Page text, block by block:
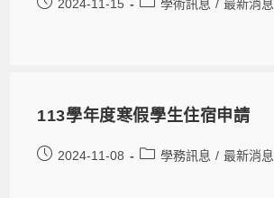
2024-11-15 學術訊息 / 最新消息
113學年度寒假學生住宿申請
2024-11-08 學務訊息 / 最新消息